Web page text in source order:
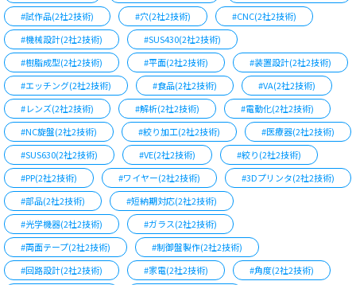
#試作品(2社2技術)
#穴(2社2技術)
#CNC(2社2技術)
#機械設計(2社2技術)
#SUS430(2社2技術)
#樹脂成型(2社2技術)
#平面(2社2技術)
#装置設計(2社2技術)
#エッチング(2社2技術)
#食品(2社2技術)
#VA(2社2技術)
#レンズ(2社2技術)
#解析(2社2技術)
#電動化(2社2技術)
#NC旋盤(2社2技術)
#絞り加工(2社2技術)
#医療器(2社2技術)
#SUS630(2社2技術)
#VE(2社2技術)
#絞り(2社2技術)
#PP(2社2技術)
#ワイヤー(2社2技術)
#3Dプリンタ(2社2技術)
#部品(2社2技術)
#短納期対応(2社2技術)
#光学機器(2社2技術)
#ガラス(2社2技術)
#両面テープ(2社2技術)
#制御盤製作(2社2技術)
#回路設計(2社2技術)
#家電(2社2技術)
#角度(2社2技術)